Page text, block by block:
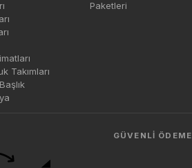
Takımları
Paketleri
GÜVENLI ÖDEME